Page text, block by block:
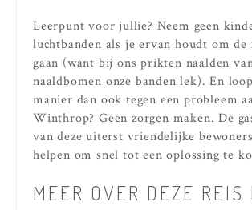
Leerpunt voor jullie? Neem geen
luchtbanden als je ervan houdt om
gaan (want bij ons prikten naalden
naaldbomen onze banden lek). En
manier dan ook tegen een probleem
Winthrop? Geen zorgen maken. De
van deze uiterst vriendelijke
helpen om snel tot een oplossing te
MEER OVER DEZE REIS